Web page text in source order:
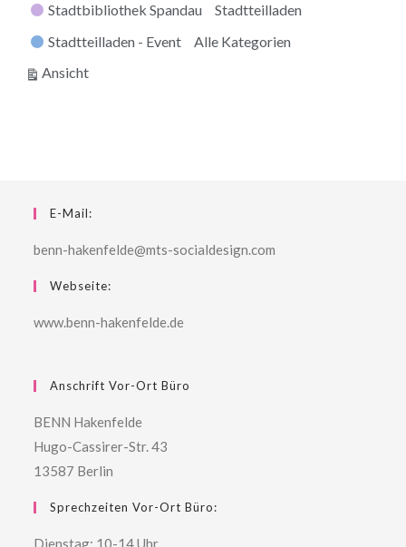
Stadtbibliothek Spandau
Stadtteilladen
Stadtteilladen - Event
Alle Kategorien
Ansichtausdrucken
E-Mail:
benn-hakenfelde@mts-socialdesign.com
Webseite:
www.benn-hakenfelde.de
Anschrift Vor-Ort Büro
BENN Hakenfelde
Hugo-Cassirer-Str. 43
13587 Berlin
Sprechzeiten Vor-Ort Büro:
Dienstag: 10-14 Uhr